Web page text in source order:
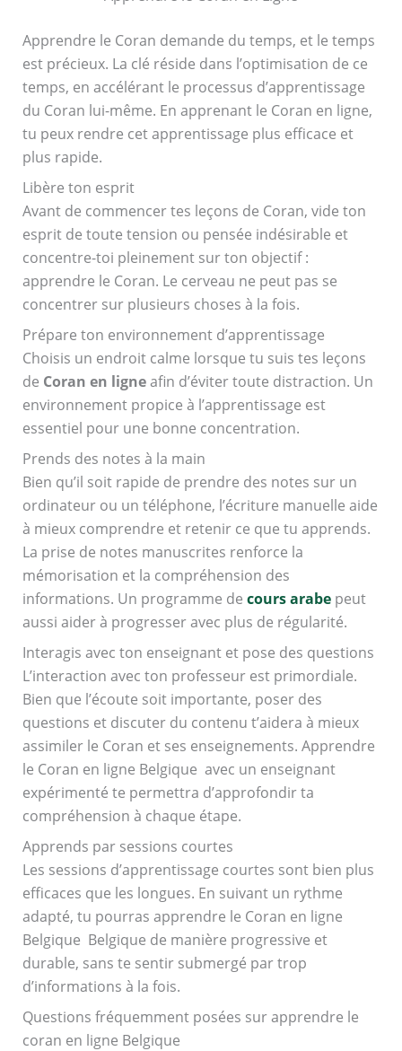
Apprendre le Coran demande du temps, et le temps
est précieux. La clé réside dans l’optimisation de ce
temps, en accélérant le processus d’apprentissage
du Coran lui-même. En apprenant le Coran en ligne,
tu peux rendre cet apprentissage plus efficace et
plus rapide.
Libère ton esprit
Avant de commencer tes leçons de Coran, vide ton
esprit de toute tension ou pensée indésirable et
concentre-toi pleinement sur ton objectif :
apprendre le Coran. Le cerveau ne peut pas se
concentrer sur plusieurs choses à la fois.
Prépare ton environnement d’apprentissage
Choisis un endroit calme lorsque tu suis tes leçons
de Coran en ligneafin d’éviter toute distraction. Un
environnement propice à l’apprentissage est
essentiel pour une bonne concentration.
Prends des notes à la main
Bien qu’il soit rapide de prendre des notes sur un
ordinateur ou un téléphone, l’écriture manuelle aide
à mieux comprendre et retenir ce que tu apprends.
La prise de notes manuscrites renforce la
mémorisation et la compréhension des
informations. Un programme de cours arabepeut
aussi aider à progresser avec plus de régularité.
Interagis avec ton enseignant et pose des questions
L’interaction avec ton professeur est primordiale.
Bien que l’écoute soit importante, poser des
questions et discuter du contenu t’aidera à mieux
assimiler le Coran et ses enseignements. Apprendre
le Coran en ligne Belgique avec un enseignant
expérimenté te permettra d’approfondir ta
compréhension à chaque étape.
Apprends par sessions courtes
Les sessions d’apprentissage courtes sont bien plus
efficaces que les longues. En suivant un rythme
adapté, tu pourras apprendre le Coran en ligne
Belgique Belgique de manière progressive et
durable, sans te sentir submergé par trop
d’informations à la fois.
Questions fréquemment posées sur apprendre le
coran en ligne Belgique